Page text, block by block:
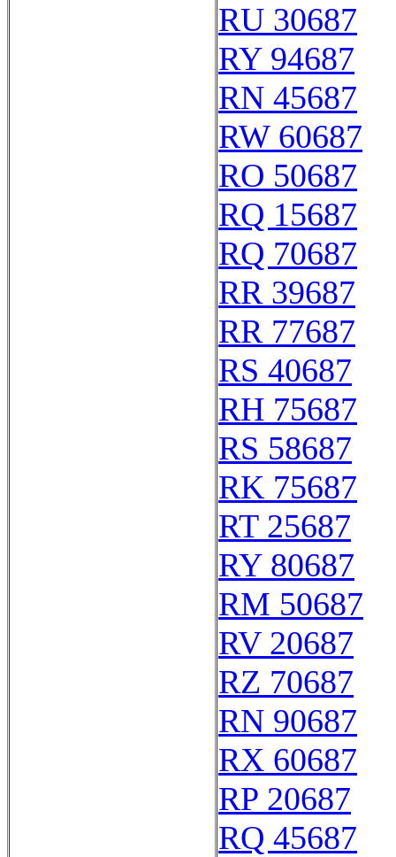
RU 30687
RY 94687
RN 45687
RW 60687
RO 50687
RQ 15687
RQ 70687
RR 39687
RR 77687
RS 40687
RH 75687
RS 58687
RK 75687
RT 25687
RY 80687
RM 50687
RV 20687
RZ 70687
RN 90687
RX 60687
RP 20687
RQ 45687